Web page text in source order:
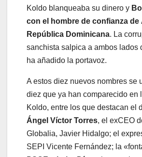
Koldo blanqueaba su dinero y
con el hombre de confianza de
República Dominicana. La
sanchista salpica a ambos lados
ha añadido la portavoz.
A estos diez nuevos nombres se
diez que ya han comparecido en
Koldo, entre los que destacan el
Ángel Víctor Torres, el exCEO
Globalia, Javier Hidalgo; el
SEPI Vicente Fernández; la